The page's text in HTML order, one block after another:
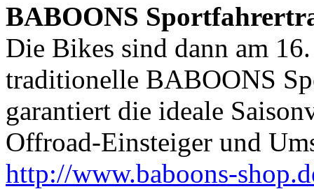
BABOONS
Die Bikes sind dann am
traditionelle BABOONS
garantiert die ideale
Offroad-Einsteiger und
http://www.baboons-